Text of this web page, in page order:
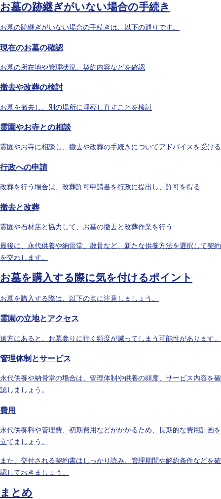
お墓の跡継ぎがいない場合の手続き
お墓の跡継ぎがいない場合の手続きは、以下の通りです。
現在のお墓の確認
お墓の所在地や管理状況、契約内容などを確認
撤去や改葬の検討
お墓を撤去し、別の場所に埋葬し直すことを検討
霊園やお寺との相談
霊園やお寺に相談し、撤去や改葬の手続きについてアドバイスを受ける
行政への申請
改葬を行う場合は、改葬許可申請書を行政に提出し、許可を得る
撤去と改葬
霊園や石材店と協力して、お墓の撤去と改葬作業を行う
最後に、永代供養や納骨堂、散骨など、新たな供養方法を選択して契約
を交わします。
お墓を購入する際に気を付けるポイント
お墓を購入する際は、以下の点に注意しましょう。
霊園の立地とアクセス
遠方にあると、お墓参りに行く頻度が減ってしまう可能性があります。
管理体制とサービス
永代供養や納骨堂の場合は、管理体制や供養の頻度、サービス内容を確
認しましょう。
費用
永代供養料や管理費、初期費用などがかかるため、長期的な費用計画を
立てましょう。
また、交付される契約書はしっかり読み、管理期間や解約条件などを確
認しておきましょう。
まとめ